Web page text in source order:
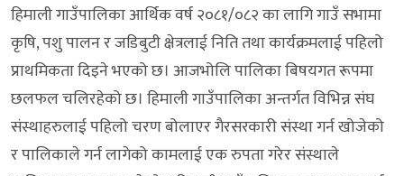
हिमाली गाउँपालिका आर्थिक वर्ष २०८१/०८२ का लागि गाउँ सभामा
कृषि, पशु पालन र जडिबुटी क्षेत्रलाई निति तथा कार्यक्रमलाई पहिलो
प्राथमिकता दिइने भएको छ। आजभोलि पालिका बिषयगत रूपमा
छलफल चलिरहेको छ। हिमाली गाउँपालिका अन्तर्गत विभिन्न संघ
संस्थाहरुलाई पहिलो चरण बोलाएर गैरसरकारी संस्था गर्न खोजेको
र पालिकाले गर्न लागेको कामलाई एक रुपता गरेर संस्थाले